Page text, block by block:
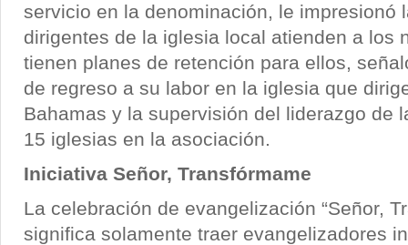
servicio en la denominación, le impresionó
dirigentes de la iglesia local atienden a los
tienen planes de retención para ellos,
de regreso a su labor en la iglesia que
Bahamas y la supervisión del liderazgo de
15 iglesias en la asociación.
Iniciativa Señor, Transfórmame
La celebración de evangelización “Señor,
significa solamente traer evangelizadores